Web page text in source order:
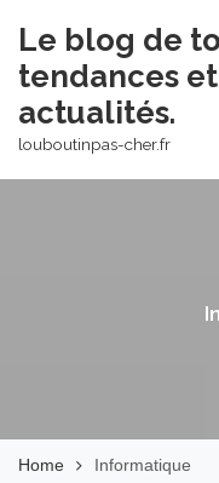
content
Le blog de
tendances et
actualités.
louboutinpas-cher.fr
Home Informatique